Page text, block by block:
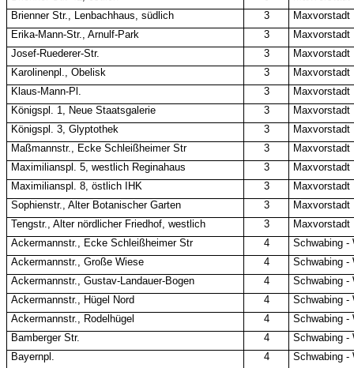
Brienner Str., Lenbachhaus, südlich
3
Maxvorstadt
Erika-Mann-Str., Arnulf-Park
3
Maxvorstadt
Josef-Ruederer-Str.
3
Maxvorstadt
Karolinenpl., Obelisk
3
Maxvorstadt
Klaus-Mann-Pl.
3
Maxvorstadt
Königspl. 1, Neue Staatsgalerie
3
Maxvorstadt
Königspl. 3, Glyptothek
3
Maxvorstadt
Maßmannstr., Ecke Schleißheimer Str
3
Maxvorstadt
Maximilianspl. 5, westlich Reginahaus
3
Maxvorstadt
Maximilianspl. 8, östlich IHK
3
Maxvorstadt
Sophienstr., Alter Botanischer Garten
3
Maxvorstadt
Tengstr., Alter nördlicher Friedhof, westlich
3
Maxvorstadt
Ackermannstr., Ecke Schleißheimer Str
4
Schwabing -
Ackermannstr., Große Wiese
4
Schwabing -
Ackermannstr., Gustav-Landauer-Bogen
4
Schwabing -
Ackermannstr., Hügel Nord
4
Schwabing -
Ackermannstr., Rodelhügel
4
Schwabing -
Bamberger Str.
4
Schwabing -
Bayernpl.
4
Schwabing -